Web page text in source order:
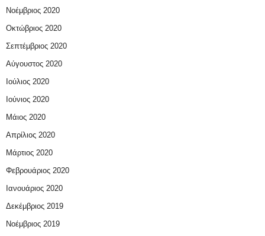
Νοέμβριος 2020
Οκτώβριος 2020
Σεπτέμβριος 2020
Αύγουστος 2020
Ιούλιος 2020
Ιούνιος 2020
Μάιος 2020
Απρίλιος 2020
Μάρτιος 2020
Φεβρουάριος 2020
Ιανουάριος 2020
Δεκέμβριος 2019
Νοέμβριος 2019